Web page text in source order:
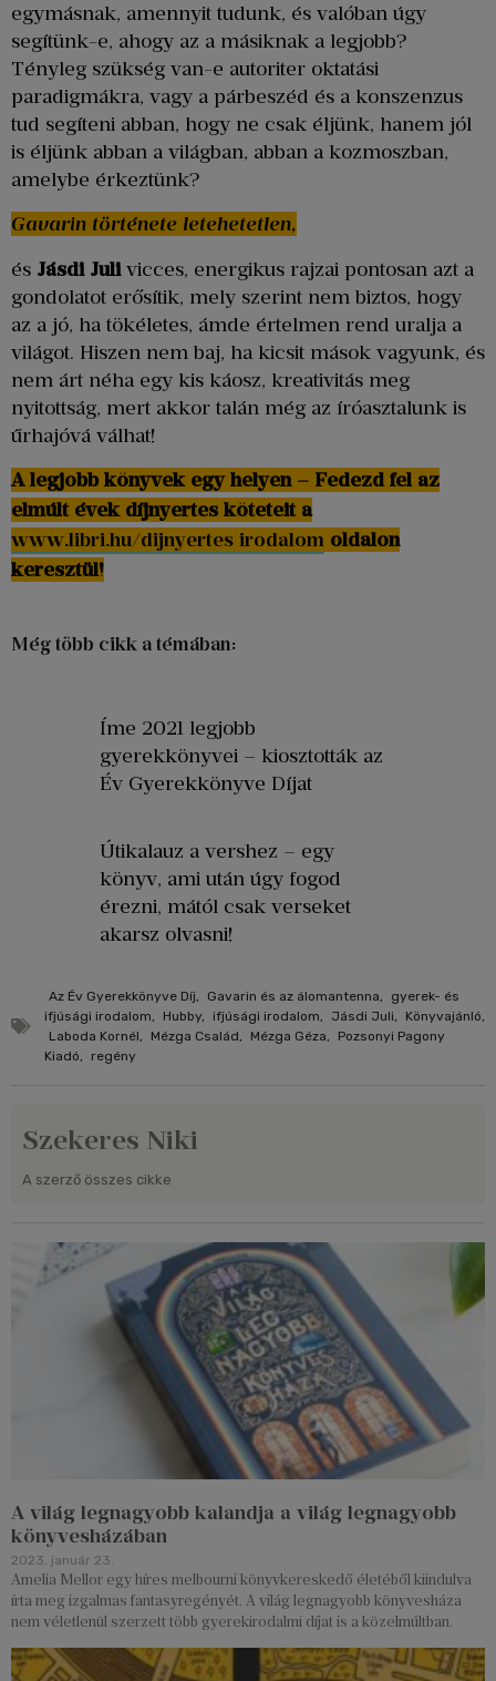
egymásnak, amennyit tudunk, és valóban úgy
segítünk-e, ahogy az a másiknak a legjobb?
Tényleg szükség van-e autoriter oktatási
paradigmákra, vagy a párbeszéd és a konszenzus
tud segíteni abban, hogy ne csak éljünk, hanem jól
is éljünk abban a világban, abban a kozmoszban,
amelybe érkeztünk?
Gavarin története letehetetlen,
és Jásdi Julivicces, energikus rajzai pontosan azt a
gondolatot erősítik, mely szerint nem biztos, hogy
az a jó, ha tökéletes, ámde értelmen rend uralja a
világot. Hiszen nem baj, ha kicsit mások vagyunk, és
nem árt néha egy kis káosz, kreativitás meg
nyitottság, mert akkor talán még az íróasztalunk is
űrhajóvá válhat!
A legjobb könyvek egy helyen – Fedezd fel az
elmúlt évek díjnyertes köteteit a
www.libri.hu/dijnyertes irodalom oldalon
keresztül!
Még több cikk a témában:
Íme 2021 legjobb
gyerekkönyvei – kiosztották az
Év Gyerekkönyve Díjat
Útikalauz a vershez – egy
könyv, ami után úgy fogod
érezni, mától csak verseket
akarsz olvasni!
Az Év Gyerekkönyve Díj Gavarin és az álomantenna
gyerek- és
ifjúsági irodalom
Hubby ifjúsági irodalom Jásdi Juli Könyvajánló
Laboda Kornél
Mézga Család Mézga Géza
Pozsonyi Pagony
Kiadó
regény
Szekeres Niki
A szerző összes cikke
A világ legnagyobb kalandja a világ legnagyobb
könyvesházában
2023. január 23.
Amelia Mellor egy híres melbourni könyvkereskedő életéből kiindulva
írta meg izgalmas fantasyregényét. A világ legnagyobb könyvesháza
nem véletlenül szerzett több gyerekirodalmi díjat is a közelmúltban.